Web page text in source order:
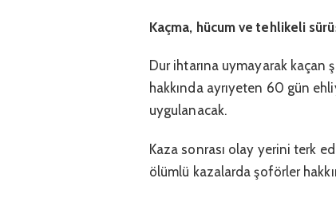
Kaçma, hücum ve tehlikeli
Dur ihtarına uymayarak
hakkında ayrıyeten 60 gün
uygulanacak.
Kaza sonrası olay yerini terk
ölümlü kazalarda şoförler